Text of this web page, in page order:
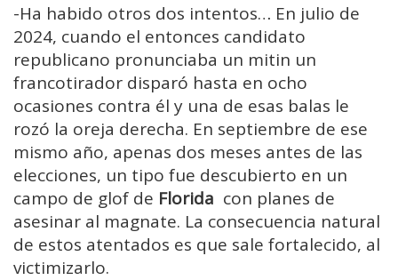
-Ha habido otros dos intentos… En julio de
2024, cuando el entonces candidato
republicano pronunciaba un mitin un
francotirador disparó hasta en ocho
ocasiones contra él y una de esas balas le
rozó la oreja derecha. En septiembre de ese
mismo año, apenas dos meses antes de las
elecciones, un tipo fue descubierto en un
campo de glof de Florida con planes de
asesinar al magnate. La consecuencia natural
de estos atentados es que sale fortalecido, al
victimizarlo.